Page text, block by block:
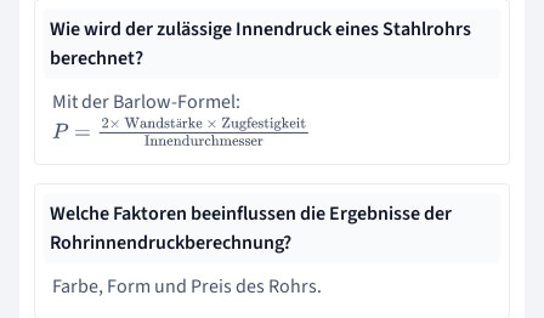
Wie wird der zulässige Innendruck eines Stahlrohrs
berechnet?
Mit der Barlow-Formel:
ä
P= 2× Wandstärke×ZugfestigkeitInnendurchmesser
Welche Faktoren beeinflussen die Ergebnisse der
Rohrinnendruckberechnung?
Farbe, Form und Preis des Rohrs.